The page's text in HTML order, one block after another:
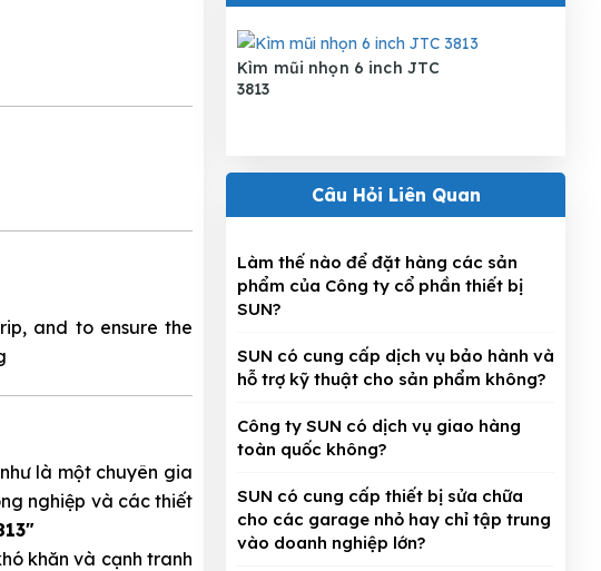
and to ensure the
là một chuyên gia
nghiệp và các thiết
khăn và cạnh tranh
Kìm mũi nhọn 6 inch JTC
3813
Câu Hỏi Liên Quan
Làm thế nào để đặt hàng các sản
phẩm của Công ty cổ phần thiết bị
SUN?
SUN có cung cấp dịch vụ bảo hành và
hỗ trợ kỹ thuật cho sản phẩm không?
Công ty SUN có dịch vụ giao hàng
toàn quốc không?
SUN có cung cấp thiết bị sửa chữa
cho các garage nhỏ hay chỉ tập trung
vào doanh nghiệp lớn?